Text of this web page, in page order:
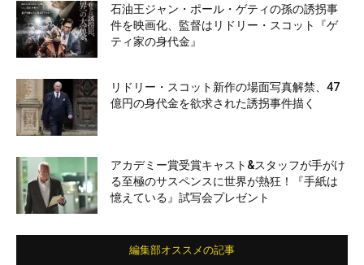
石油王ジャン・ポール・ゲティの孫の誘拐事
件を映画化、監督はリドリー・スコット『ゲ
ティ家の身代金』
リドリー・スコット新作の場面写真解禁、47
億円の身代金を欲求された誘拐事件描く
アカデミー賞受賞キャスト&スタッフが手がけ
る至極のサスペンスに世界が熱狂！『手紙は
憶えている』試写会プレゼント
編集部オススメの記事